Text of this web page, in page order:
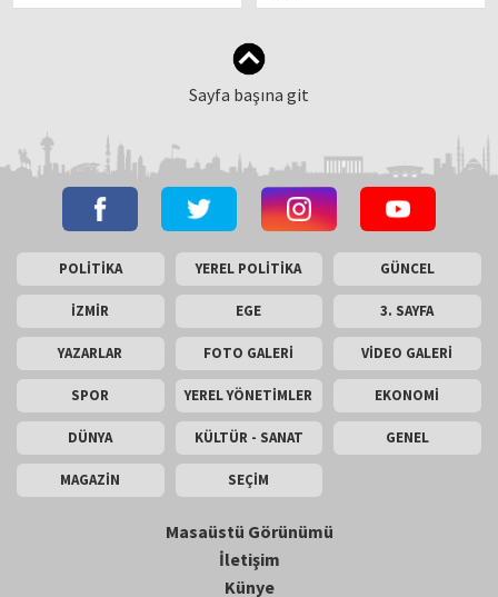
Sayfa başına git
POLİTİKA YEREL POLİTİKA GÜNCEL
İZMİR EGE 3. SAYFA
YAZARLAR FOTO GALERİ VİDEO GALERİ
SPOR YEREL YÖNETİMLER EKONOMİ
DÜNYA KÜLTÜR - SANAT GENEL
MAGAZİN SEÇİM
Masaüstü Görünümü
İletişim
Künye